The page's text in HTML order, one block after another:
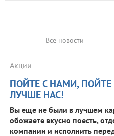
Все новости
ПОЙТЕ С НАМИ,
ЛУЧШЕ НАС!
Акции
Вы еще не были в лучшем
обожаете вкусно поесть,
компании и исполнить